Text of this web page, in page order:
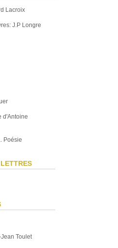
Lacroix
J.P Longre
d'Antoine
Poésie
Toulet